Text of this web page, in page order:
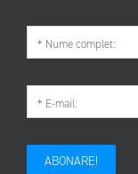
ABONARE!